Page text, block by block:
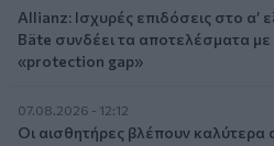
Allianz: Ισχυρές επιδόσεις στο
Bäte συνδέει τα αποτελέσματα με
«protection gap»
07.08.2026 - 12:12
Οι αισθητήρες βλέπουν